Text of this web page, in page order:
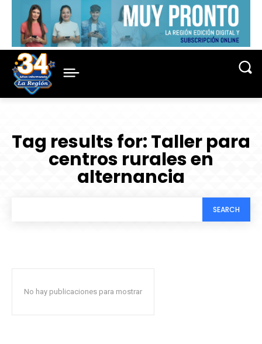
Tag results for:Taller para
centros rurales en
alternancia
SEARCH
No hay publicaciones para mostrar